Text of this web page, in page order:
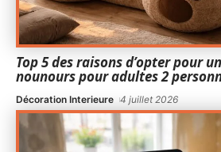
Top 5 des raisons d’opter pour
nounours pour adultes 2
Décoration Interieure 4 juillet 2026